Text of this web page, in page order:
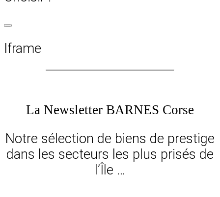
Iframe
La Newsletter BARNES Corse
Notre sélection de biens de prestige
dans les secteurs les plus prisés de
l’Île …